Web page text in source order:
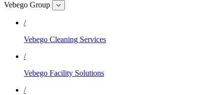
Vebego Group
/
Vebego Cleaning Services
/
Vebego Facility Solutions
/